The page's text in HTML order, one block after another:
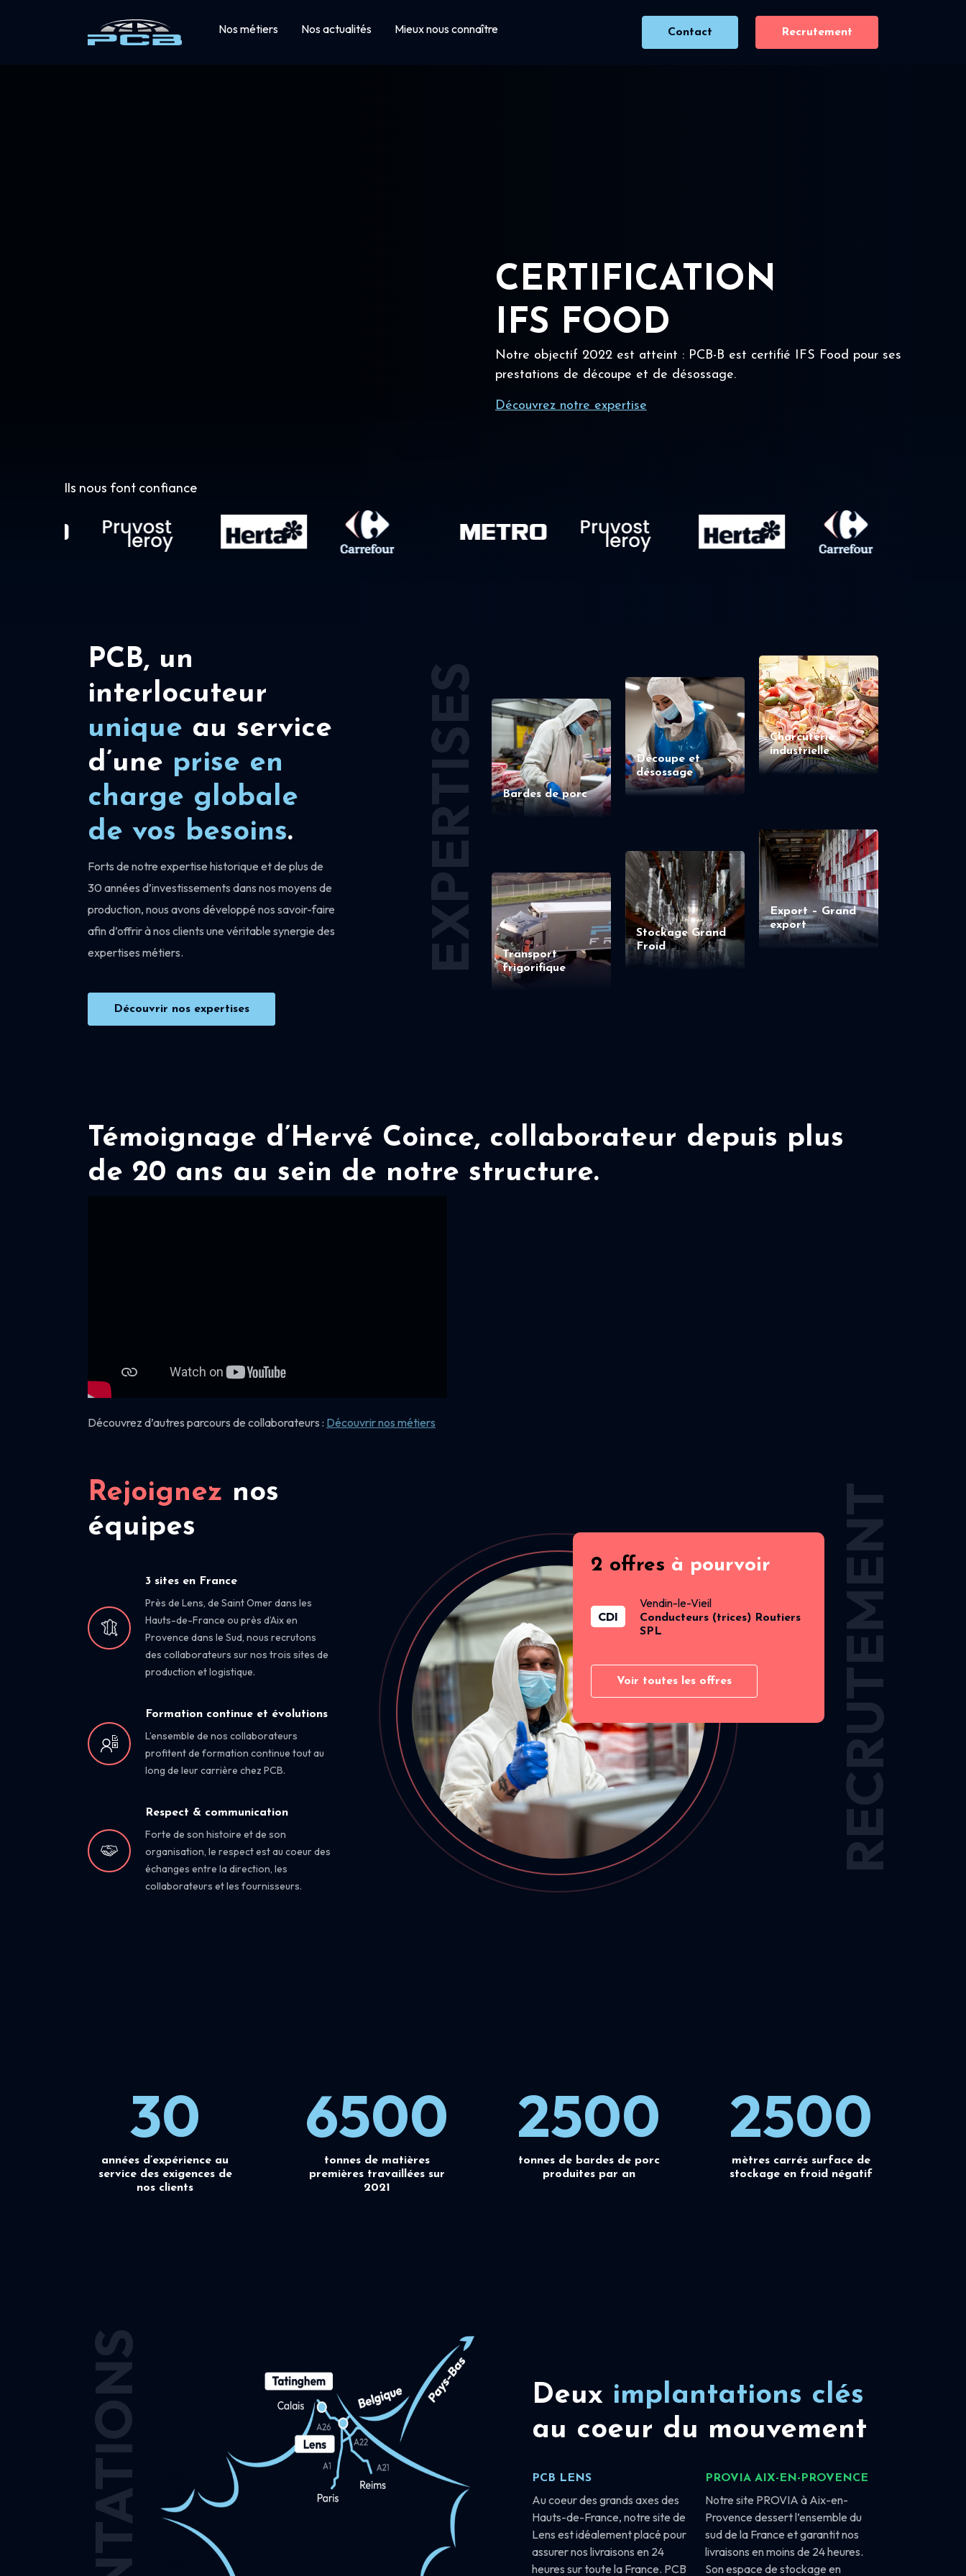
Nos métiers Nos actualités Mieux nous connaître Contact Recrutement
CERTIFICATION
IFS FOOD
Notre objectif 2022 est atteint : PCB-B est certifié IFS Food pour ses
prestations de découpe et de désossage.
Découvrez notre expertise
Ils nous font confiance
PCB, un
interlocuteur
unique au service
d’une prise en
charge globale
de vos besoins.
Forts de notre expertise historique et de plus de
30 années d’investissements dans nos moyens de
production, nous avons développé nos savoir-faire
afin d’offrir à nos clients une véritable synergie des
expertises métiers.
Découvrir nos expertises
EXPERTISES Bardes de porc
Découpe et
désossage
Charcuterie
industrielle
Transport
frigorifique
Stockage Grand
Froid
Export – Grand
export
Témoignage d’Hervé Coince, collaborateur depuis plus
de 20 ans au sein de notre structure.
Découvrez d’autres parcours de collaborateurs : Découvrir nos métiers
Rejoignez nos
équipes
3 sites en France
Près de Lens, de Saint Omer dans les
Hauts-de-France ou près d’Aix en
Provence dans le Sud, nous recrutons
des collaborateurs sur nos trois sites de
production et logistique.
Formation continue et évolutions
L’ensemble de nos collaborateurs
profitent de formation continue tout au
long de leur carrière chez PCB.
Respect & communication
Forte de son histoire et de son
organisation, le respect est au coeur des
échanges entre la direction, les
collaborateurs et les fournisseurs.
2 offres à pourvoir
CDI
Vendin-le-Vieil
Conducteurs (trices) Routiers
SPL
Voir toutes les offres RECRUTEMENT
30
années d’expérience au
service des exigences de
nos clients
6500
tonnes de matières
premières travaillées sur
2021
2500
tonnes de bardes de porc
produites par an
2500
mètres carrés surface de
stockage en froid négatif
Deux implantations clés
au coeur du mouvement
PCB LENS
Au coeur des grands axes des
Hauts-de-France, notre site de
Lens est idéalement placé pour
assurer nos livraisons en 24
heures sur toute la France. PCB
PROVIA AIX-EN-PROVENCE
Notre site PROVIA à Aix-en-
Provence dessert l’ensemble du
sud de la France et garantit nos
livraisons en moins de 24 heures.
Son espace de stockage en